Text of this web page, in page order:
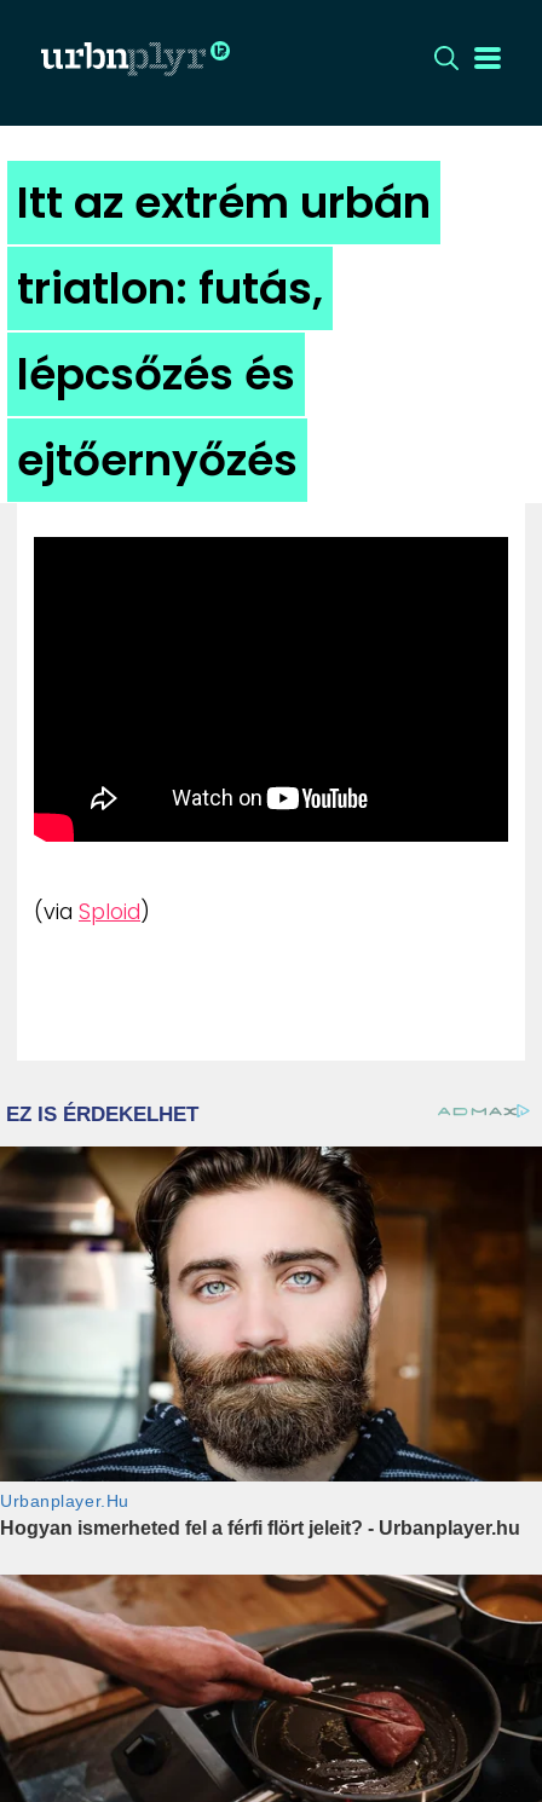
CÍMLAP
DIZÁJN
DIVAT
HIP
KULT
UTCA
Itt az extrém urbán
triatlon: futás,
lépcsőzés és
ejtőernyőzés
(via Sploid)